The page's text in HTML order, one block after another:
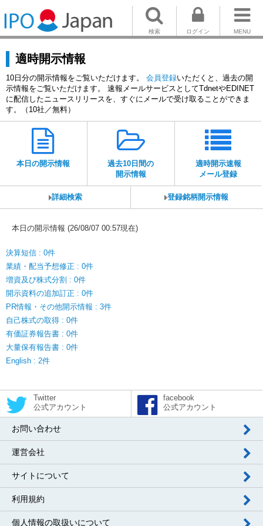
MENU
ログイン
検索
適時開示情報
10日分の開示情報をご覧いただけます。 会員登録いただくと、過去の開
示情報をご覧いただけます。 速報メールサービスとしてTdnetやEDINET
に配信したニュースリリースを、すぐにメールで受け取ることができま
す。（10社／無料）
本日の開示情報
過去10日間の
開示情報
適時開示速報
メール登録
詳細検索 登録銘柄開示情報
本日の開示情報 (26/08/07 00:57現在)
決算短信 : 0件
業績・配当予想修正 : 0件
増資及び株式分割 : 0件
開示資料の追加訂正 : 0件
PR情報・その他開示情報 : 3件
自己株式の取得 : 0件
有価証券報告書 : 0件
大量保有報告書 : 0件
English : 2件
Twitter
公式アカウント
facebook
公式アカウント
お問い合わせ
運営会社
サイトについて
利用規約
個人情報の取扱いについて